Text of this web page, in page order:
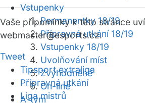
Vstupenky
Permanentky 18/19
Přípravná utkání 18/19
Vstupenky 18/19
Uvolňování míst
Zvýhodněné
On-line
A-tým
Vaše připomínky k této stránce
webmaster@esports.cz.
Tweet
Tipsport extraliga
Přípravná utkání
Liga mistrů